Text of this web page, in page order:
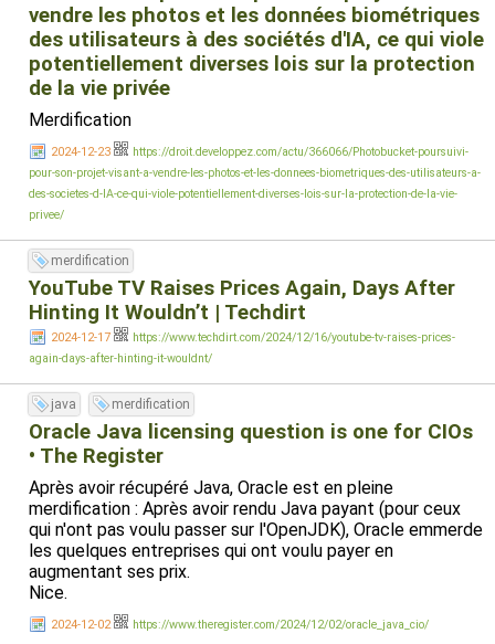
vendre les photos et les données biométriques
des utilisateurs à des sociétés d'IA, ce qui viole
potentiellement diverses lois sur la protection
de la vie privée
Merdification
2024-12-23
https://droit.developpez.com/actu/366066/Photobucket-poursuivi-
pour-son-projet-visant-a-vendre-les-photos-et-les-donnees-biometriques-des-utilisateurs-a-
des-societes-d-IA-ce-qui-viole-potentiellement-diverses-lois-sur-la-protection-de-la-vie-
privee/
merdification
YouTube TV Raises Prices Again, Days After
Hinting It Wouldn’t | Techdirt
2024-12-17
https://www.techdirt.com/2024/12/16/youtube-tv-raises-prices-
again-days-after-hinting-it-wouldnt/
java merdification
Oracle Java licensing question is one for CIOs
• The Register
Après avoir récupéré Java, Oracle est en pleine
merdification : Après avoir rendu Java payant (pour ceux
qui n'ont pas voulu passer sur l'OpenJDK), Oracle emmerde
les quelques entreprises qui ont voulu payer en
augmentant ses prix.
Nice.
2024-12-02 https://www.theregister.com/2024/12/02/oracle_java_cio/